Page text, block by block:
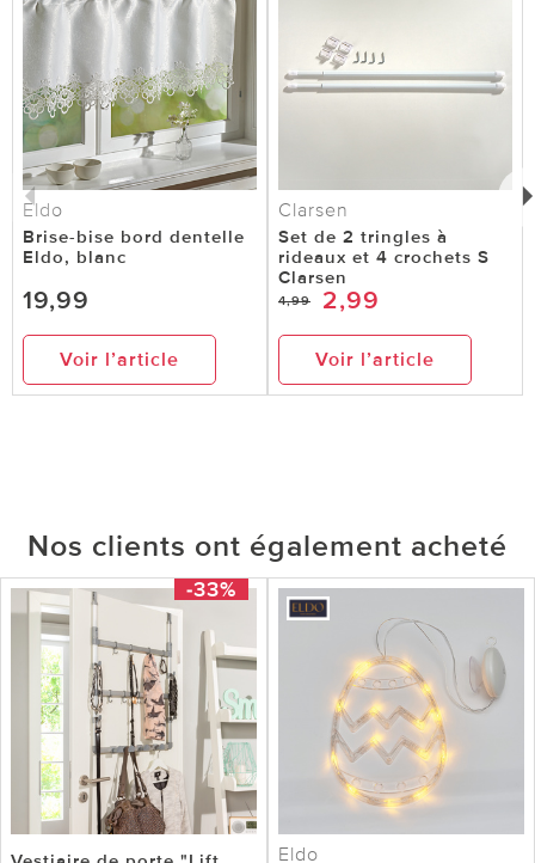
Eldo
Brise-bise bord dentelle
Eldo, blanc
19,99
Voir l’article
Clarsen
Set de 2 tringles à
rideaux et 4 crochets S
Clarsen
4,99 2,99
Voir l’article
Nos clients ont également acheté
-33%
Eldo